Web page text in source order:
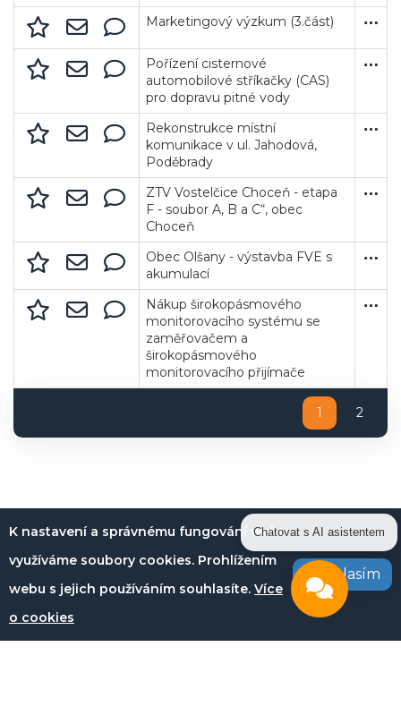
Marketingový výzkum (3.část) Služby
7. 8.
14. 8.
Pořízení cisternové
automobilové stříkačky (CAS)
pro dopravu pitné vody
6. 8.
8. 9.
10
Rekonstrukce místní
komunikace v ul. Jahodová,
Poděbrady
7. 8.
24. 8.
ZTV Vostelčice Choceň - etapa
F - soubor A, B a C“, obec
Choceň
7. 8.
8. 9.
52
Obec Olšany - výstavba FVE s
akumulací
Obec
26. 6.
15. 7.
1
Nákup širokopásmového
monitorovacího systému se
zaměřovačem a
širokopásmového
monitorovacího přijímače
5. 8.
10. 9.
13
1 2
K nastavení a správnému fungování webu
využíváme soubory cookies. Prohlížením
webu s jejich používáním souhlasíte. Více
o cookies
Souhlasím
Chatovat s AI asistentem
Veřejné zakázky Zadavatel Webináře
Powered by chaterimo